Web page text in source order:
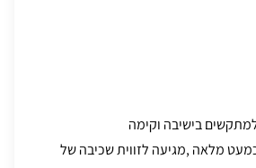
בישיבה וקימה
מלאה ,מגיעה לזווית שכיבה של